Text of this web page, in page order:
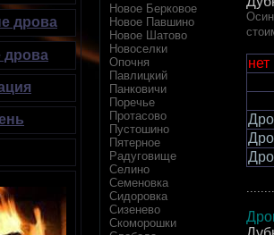
Новое Берковое
Новое Павшино
Новое Шатово
Новоселки
Опочня
Павлицкий
Панковичи
Поречье
Протасово
Пустошино
Пятерное
Радуговище
Селино
Семеновка
Сидоровка
Сизенево
Скоморошки
дрова
дрова